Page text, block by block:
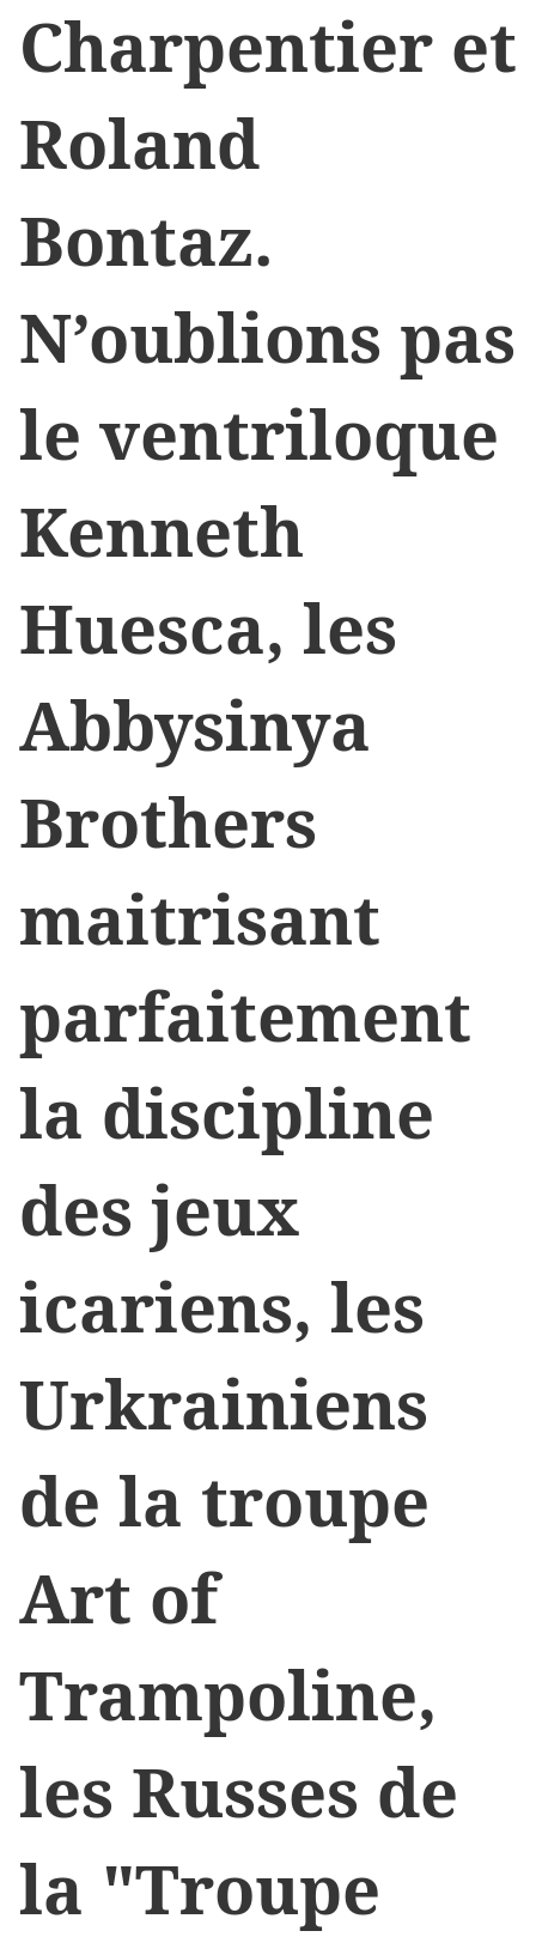
Charpentier et
Roland
Bontaz.
N’oublions pas
le ventriloque
Kenneth
Huesca, les
Abbysinya
Brothers
maitrisant
parfaitement
la discipline
des jeux
icariens, les
Urkrainiens
de la troupe
Art of
Trampoline,
les Russes de
la "Troupe